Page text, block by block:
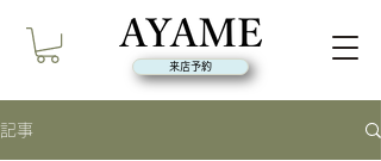
来店予約
記事